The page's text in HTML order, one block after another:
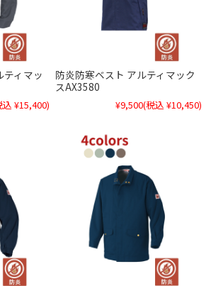
ティマッ
込 ¥15,400)
防炎防寒ベスト アルティマック
スAX3580
¥9,500(税込 ¥10,450)